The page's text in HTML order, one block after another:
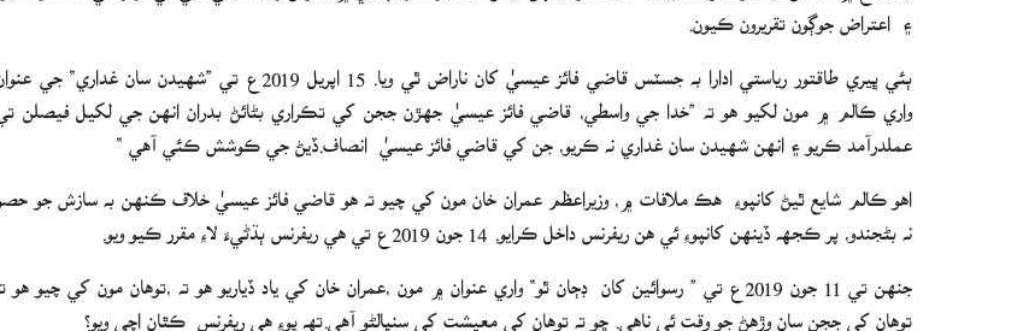
۽ اعتراض جوڳون تقريرون ڪيون.
ٻئي ڀيري طاقتور رياستي ادارا به جسٽس قاضي فائز عيسيٰ کان ناراض ٿي ويا. 15 اپريل 2019ع تي ”شهيدن سان غداري“ جي عنوان
واري ڪالم ۾ مون لکيو هو ته ”خدا جي واسطي، قاضي فائز عيسيٰ جهڙن ججن کي تڪراري بڻائڻ بدران انهن جي لکيل فيصلن تي
عملدرآمد ڪريو ۽ انهن شهيدن سان غداري نه ڪريو، جن کي قاضي فائز عيسيٰ انصاف.ڏيڻ جي ڪوشش ڪئي آھي “
اهو ڪالم شايع ٿيڻ کانپوءِ ھڪ ملاقات ۾، وزيراعظم عمران خان مون کي چيو ته هو قاضي فائز عيسيٰ خلاف ڪنهن به سازش جو حصو
نه بڻجندو، پر ڪجهه ڏينهن کانپوءِ ئي هن ريفرنس داخل ڪرايو. 14 جون 2019ع تي هي ريفرنس ٻڌڻيءَ لاءِ مقرر ڪيو ويو.
جنھن تي 11 جون 2019ع تي ” رسوائين کان ڊڄان ٿو“ واري عنوان ۾ مون ،عمران خان کي ياد ڏياريو ھو ته ،توهان مون کي چيو هو ته
توهان کي ججن سان وڙهڻ جو وقت ئي ناهي. ڇو ته توهان کي معيشت کي سنڀالڻو آھي.تھ پوءِ ھي ريفرنس ڪٿان اچي ويو؟